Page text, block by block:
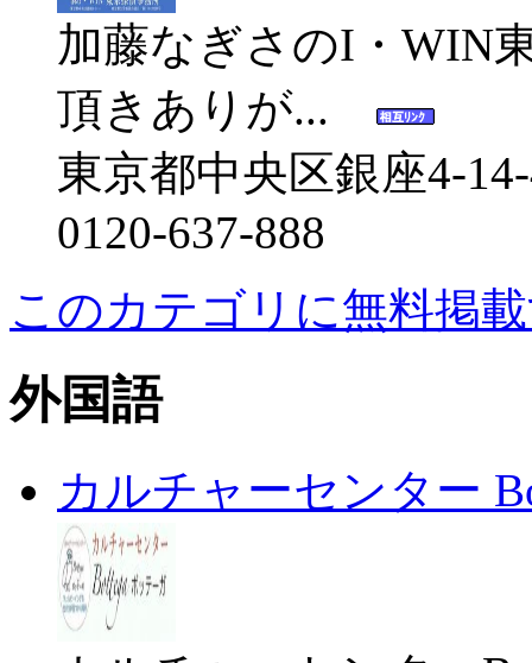
加藤なぎさのI・WIN
頂きありが...
東京都中央区銀座
0120‐637‐888
このカテゴリに無料掲
外国語
カルチャーセンター